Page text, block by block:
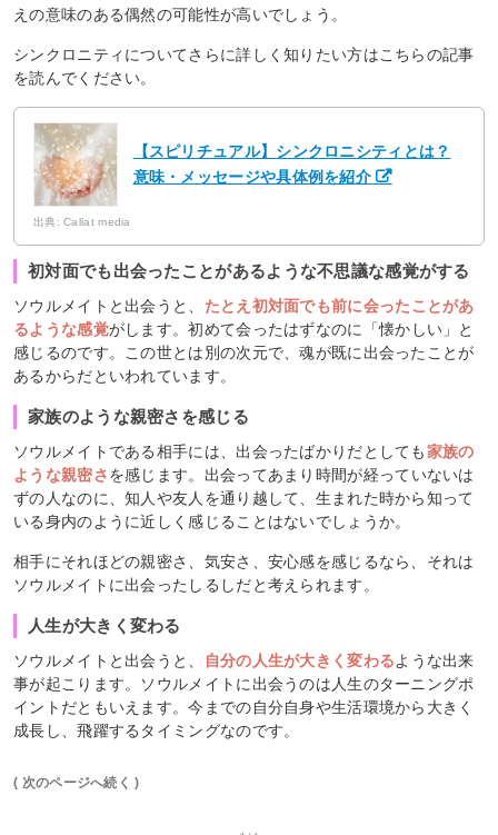
えの意味のある偶然の可能性が高いでしょう。
シンクロニティについてさらに詳しく知りたい方はこちらの記事
を読んでください。
【スピリチュアル】シンクロニシティとは？
意味・メッセージや具体例を紹介
出典: Callat media
初対面でも出会ったことがあるような不思議な感覚がする
ソウルメイトと出会うと、 たとえ初対面でも前に会ったことがあ
るような感覚がします。初めて会ったはずなのに「懐かしい」と
感じるのです。この世とは別の次元で、魂が既に出会ったことが
あるからだといわれています。
家族のような親密さを感じる
ソウルメイトである相手には、出会ったばかりだとしても家族の
ような親密さを感じます。出会ってあまり時間が経っていないは
ずの人なのに、知人や友人を通り越して、生まれた時から知って
いる身内のように近しく感じることはないでしょうか。
相手にそれほどの親密さ、気安さ、安心感を感じるなら、それは
ソウルメイトに出会ったしるしだと考えられます。
人生が大きく変わる
ソウルメイトと出会うと、 自分の人生が大きく変わるような出来
事が起こります。ソウルメイトに出会うのは人生のターニングポ
イントだともいえます。今までの自分自身や生活環境から大きく
成長し、飛躍するタイミングなのです。
( 次のページへ続く )